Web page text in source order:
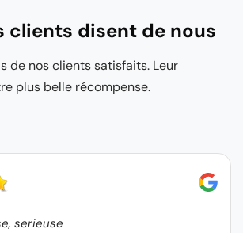
clients disent de nous
de nos clients satisfaits. Leur
plus belle récompense.
serieuse